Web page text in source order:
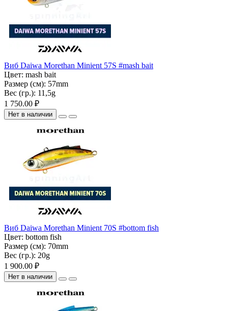
Виб Daiwa Morethan Minient 57S #mash bait
Цвет: mash bait
Размер (см): 57mm
Вес (гр.): 11,5g
1 750.00 ₽
Нет в наличии
Виб Daiwa Morethan Minient 70S #bottom fish
Цвет: bottom fish
Размер (см): 70mm
Вес (гр.): 20g
1 900.00 ₽
Нет в наличии